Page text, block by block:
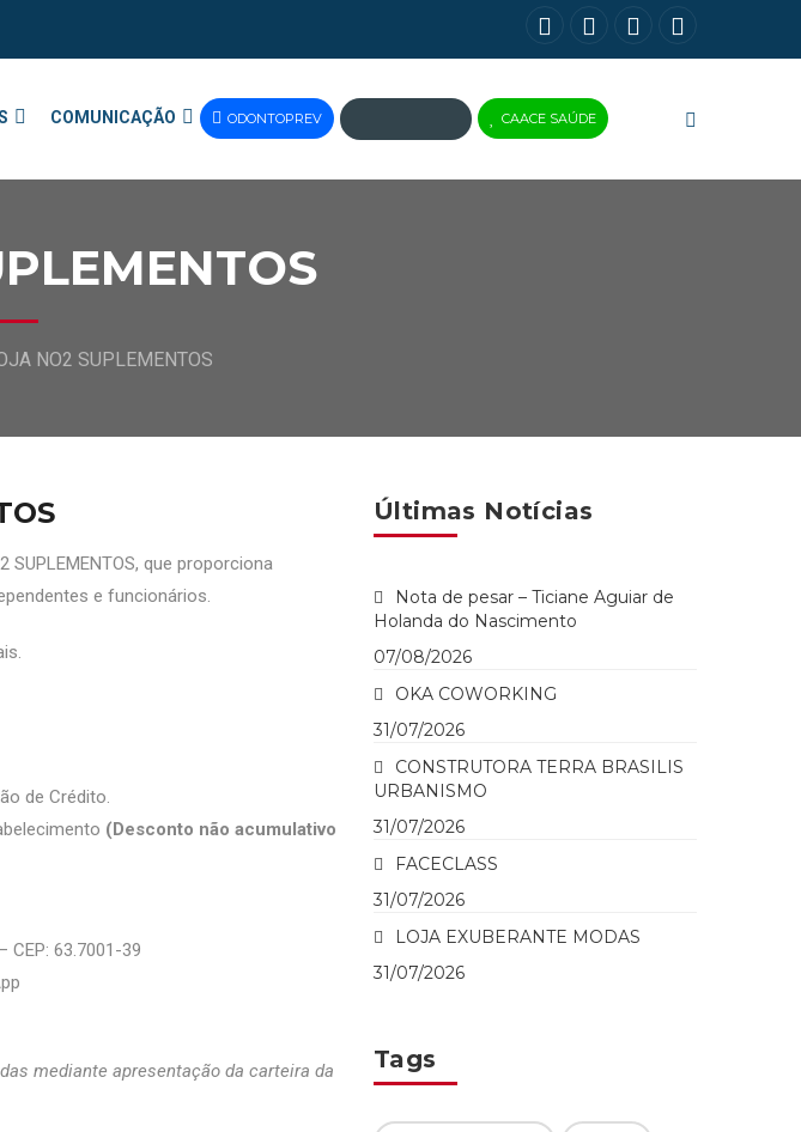
COMUNICAÇÃO ODONTOPREV
JUS
CAACE SAÚDE
NO2 SUPLEMENTOS
que proporciona
e funcionários.
de Crédito.
(Desconto não acumulativo
CEP: 63.7001-39
mediante apresentação da carteira da
Últimas Notícias
Nota de pesar – Ticiane Aguiar de
Holanda do Nascimento
07/08/2026
OKA COWORKING
31/07/2026
CONSTRUTORA TERRA BRASILIS
URBANISMO
31/07/2026
FACECLASS
31/07/2026
LOJA EXUBERANTE MODAS
31/07/2026
Tags